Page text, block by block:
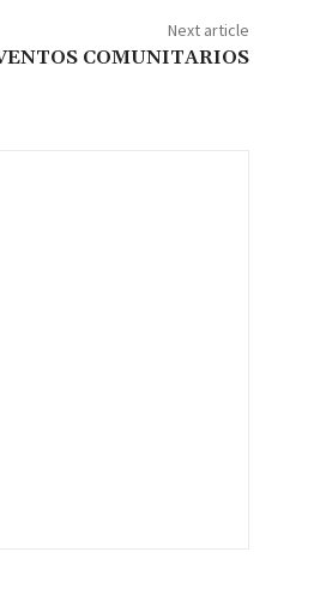
Next article
COMUNITARIOS